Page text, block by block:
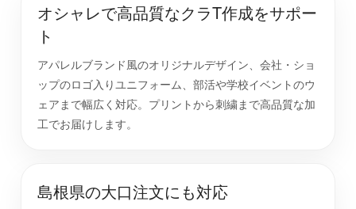
オシャレで高品質なクラT作成をサポー
ト
アパレルブランド風のオリジナルデザイン、会社・ショ
ップのロゴ入りユニフォーム、部活や学校イベントのウ
ェアまで幅広く対応。プリントから刺繍まで高品質な加
工でお届けします。
島根県の大口注文にも対応